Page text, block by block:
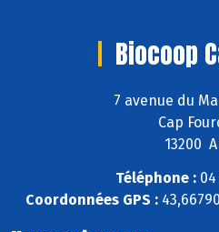
Biocoop
7 avenue du
Cap
13200
Téléphone : 04
Coordonnées GPS :